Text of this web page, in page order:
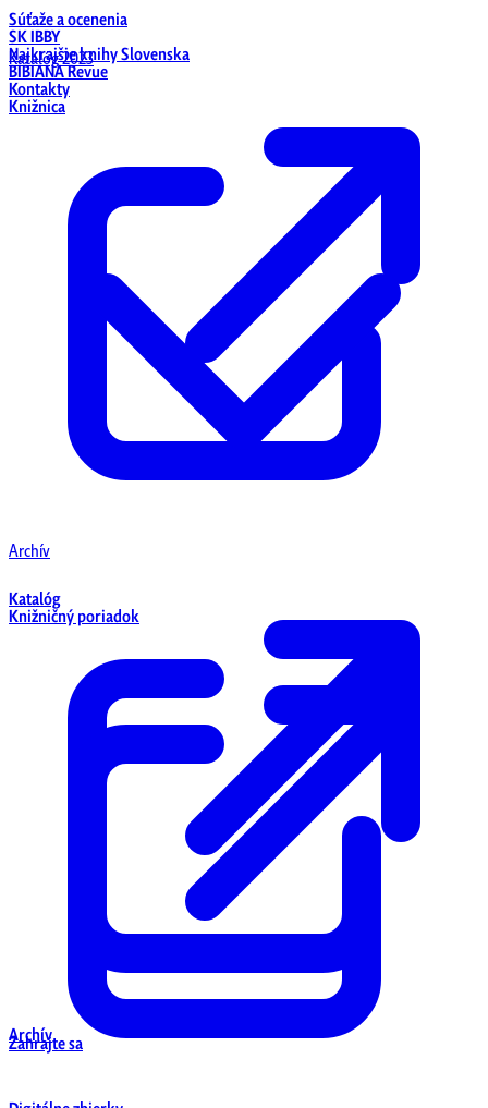
Katalóg 2023
Archív
Zahrajte sa
Súťaže a ocenenia
SK IBBY
Najkrajšie knihy Slovenska
BIBIANA Revue
Kontakty
Knižnica
Katalóg
Knižničný poriadok
Archív